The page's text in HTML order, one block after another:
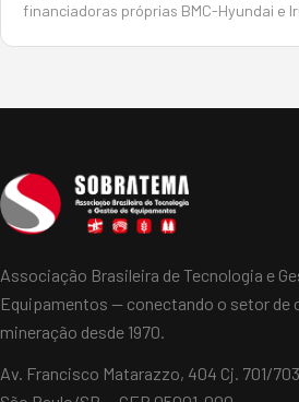
financiadoras próprias BMC-Hyundai e
Associação Brasileira de Tecnologia e
Equipamentos — conectando o setor de
mineração desde 1970.
Av. Francisco Matarazzo, 404 Cj. 701/